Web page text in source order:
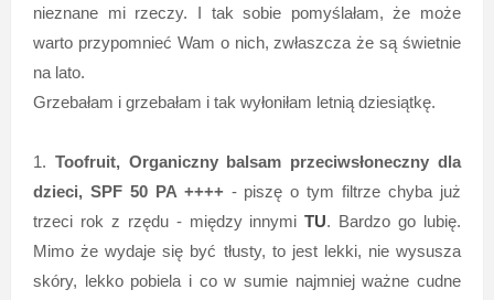
nieznane mi rzeczy. I tak sobie pomyślałam, że może
warto przypomnieć Wam o nich, zwłaszcza że są świetnie
na lato.
Grzebałam i grzebałam i tak wyłoniłam letnią dziesiątkę.
1. Toofruit, Organiczny balsam przeciwsłoneczny dla
dzieci, SPF 50 PA ++++- piszę o tym filtrze chyba już
trzeci rok z rzędu - między innymiTU. Bardzo go lubię.
Mimo że wydaje się być tłusty, to jest lekki, nie wysusza
skóry, lekko pobiela i co w sumie najmniej ważne cudne